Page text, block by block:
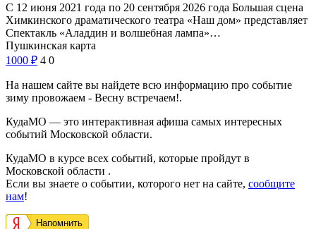
С 12 июня 2021 года по 20 сентября 2026 года Большая сцена
Химкинского драматического театра «Наш дом» представляет
Спектакль «Аладдин и волшебная лампа»…
Пушкинская карта
1000 ₽ 4 0
На нашем сайте вы найдете всю информацию про событие
зиму провожаем - Весну встречаем!.
КудаМО — это интерактивная афиша самых интересных
событий Московской области.
КудаМО в курсе всех событий, которые пройдут в
Московской области .
Если вы знаете о событии, которого нет на сайте, сообщите
нам!
Напомнить